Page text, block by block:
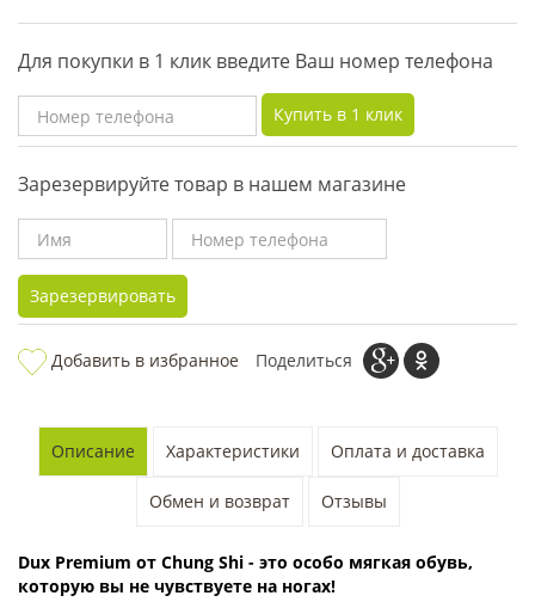
Для покупки в 1 клик введите Ваш номер телефона
Купить в 1 клик
Зарезервируйте товар в нашем магазине
Зарезервировать
Добавить в избранное Поделиться
Описание Характеристики Оплата и доставка
Обмен и возврат Отзывы
Dux Premium от Chung Shi - это особо мягкая обувь,
которую вы не чувствуете на ногах!